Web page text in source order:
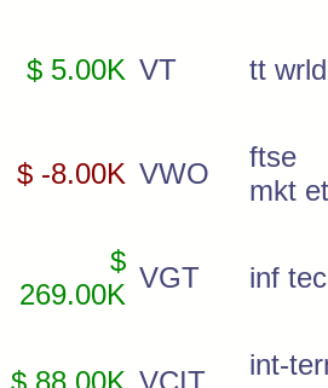
$ 5.00K VT tt
$ -8.00K VWO
ftse
mkt
$
269.00K
VGT inf
$ 88.00K VCIT
int-